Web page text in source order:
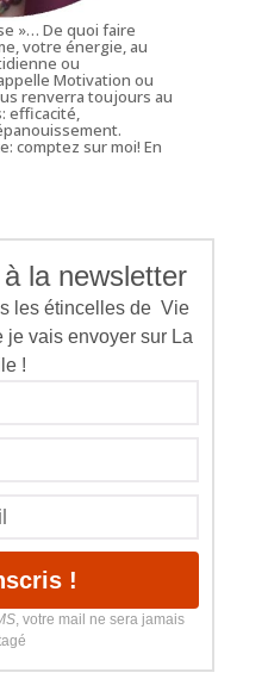
»… De quoi faire
votre énergie, au
ou
Motivation ou
renverra toujours au
efficacité,
comptez sur moi!En
la newsletter
les étincelles de Vie
je vais envoyer sur La
!
, votre mail ne sera jamais